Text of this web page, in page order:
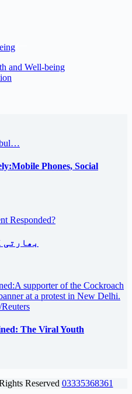
and Well-being
Phones, Social
بھارتی
The Viral Youth
Reserved 03335368361